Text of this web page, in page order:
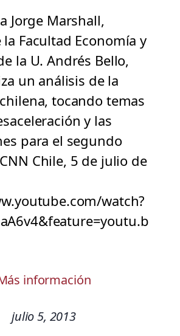
Jorge Marshall,
la Facultad Economía y
la U. Andrés Bello,
un análisis de la
tocando temas
y las
para el segundo
Chile, 5 de julio de
watch?
información
julio 5, 2013